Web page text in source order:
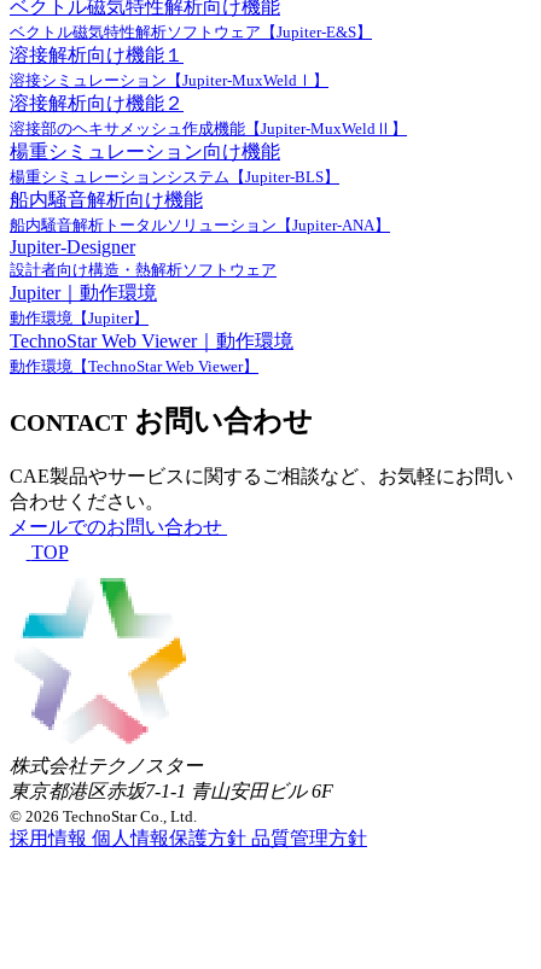
ベクトル磁気特性解析向け機能
ベクトル磁気特性解析ソフトウェア【Jupiter-E&S】
溶接解析向け機能１
溶接シミュレーション【Jupiter-MuxWeldⅠ】
溶接解析向け機能２
溶接部のヘキサメッシュ作成機能【Jupiter-MuxWeldⅡ】
楊重シミュレーション向け機能
楊重シミュレーションシステム【Jupiter-BLS】
船内騒音解析向け機能
船内騒音解析トータルソリューション【Jupiter-ANA】
Jupiter-Designer
設計者向け構造・熱解析ソフトウェア
Jupiter｜動作環境
動作環境【Jupiter】
TechnoStar Web Viewer｜動作環境
動作環境【TechnoStar Web Viewer】
CONTACT お問い合わせ
CAE製品やサービスに関するご相談など、お気軽にお問い
合わせください。
メールでのお問い合わせ
TOP
株式会社テクノスター
東京都港区赤坂7-1-1 青山安田ビル 6F
© 2026 TechnoStar Co., Ltd.
採用情報 個人情報保護方針 品質管理方針